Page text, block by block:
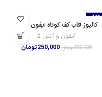
-11%
کالیوز قاب کف کوتاه آیفون کد 02
آیفون و آنتن 2
280,000تومان 250,000تومان